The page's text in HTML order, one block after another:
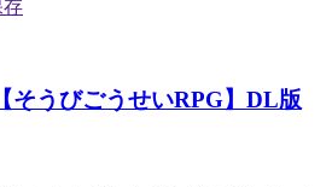
そうびごうせいRPG】DL版